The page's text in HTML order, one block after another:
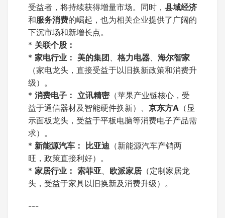
受益者，将持续获得增量市场。同时， 县域经济
和服务消费的崛起，也为相关企业提供了广阔的
下沉市场和新增长点。
* 关联个股：
* 家电行业： 美的集团 、 格力电器、 海尔智家
（家电龙头，直接受益于以旧换新政策和消费升
级）。
* 消费电子： 立讯精密（苹果产业链核心，受
益于通信器材及智能硬件换新）、 京东方A （显
示面板龙头，受益于平板电脑等消费电子产品需
求）。
* 新能源汽车： 比亚迪 （新能源汽车产销两
旺，政策直接利好）。
* 家居行业： 索菲亚、 欧派家居 （定制家居龙
头，受益于家具以旧换新及消费升级）。
---